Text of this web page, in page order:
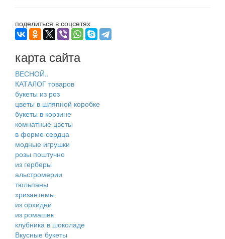
поделиться в соцсетях
карта сайта
ВЕСНОЙ..
КАТАЛОГ товаров
букеты из роз
цветы в шляпной коробке
букеты в корзине
комнатные цветы
в форме сердца
модные игрушки
розы поштучно
из герберы
альстромерии
тюльпаны
хризантемы
из орхидеи
из ромашек
клубника в шоколаде
Вкусные букеты